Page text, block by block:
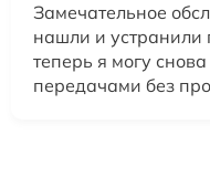
Замечательное
нашли и устранили
теперь я могу
передачами без